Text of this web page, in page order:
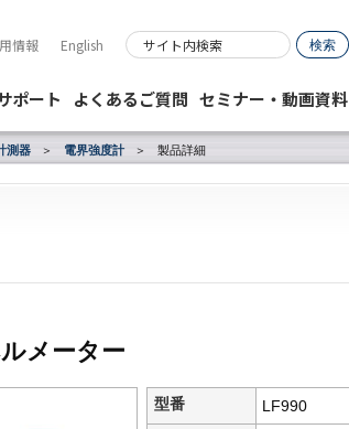
情報 English
ポート よくあるご質問 セミナー・動画資料
測器 電界強度計 製品詳細
メーター
型番
LF990